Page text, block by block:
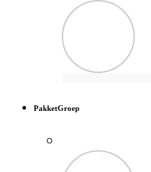
PakketGroep